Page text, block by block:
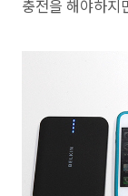
충전을 해야하지